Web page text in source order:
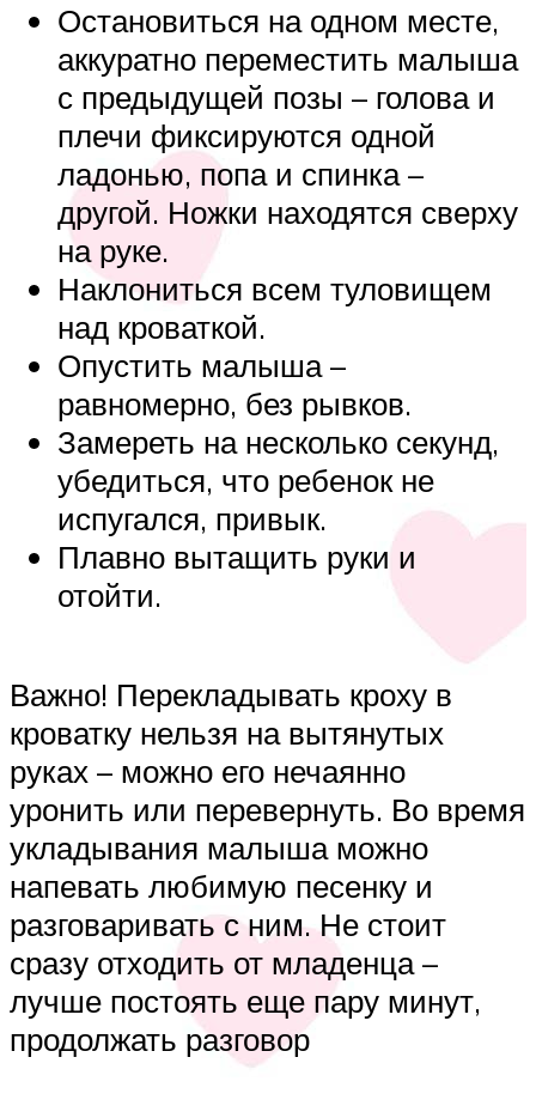
Остановиться на одном месте,
аккуратно переместить малыша
с предыдущей позы – голова и
плечи фиксируются одной
ладонью, попа и спинка –
другой. Ножки находятся сверху
на руке.
Наклониться всем туловищем
над кроваткой.
Опустить малыша –
равномерно, без рывков.
Замереть на несколько секунд,
убедиться, что ребенок не
испугался, привык.
Плавно вытащить руки и
отойти.
Важно! Перекладывать кроху в
кроватку нельзя на вытянутых
руках – можно его нечаянно
уронить или перевернуть. Во время
укладывания малыша можно
напевать любимую песенку и
разговаривать с ним. Не стоит
сразу отходить от младенца –
лучше постоять еще пару минут,
продолжать разговор